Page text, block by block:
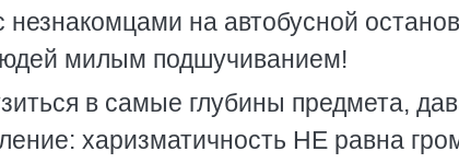
на автобусной
милым подшучиванием!
в самые глубины предмета,
харизматичность НЕ равна